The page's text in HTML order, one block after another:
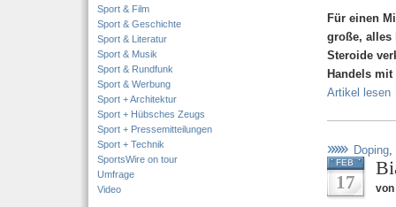
Sport & Film
Sport & Geschichte
Sport & Literatur
Sport & Musik
Sport & Rundfunk
Sport & Werbung
Sport + Architektur
Sport + Hübsches Zeugs
Sport + Pressemitteilungen
Sport + Technik
SportsWire on tour
Umfrage
Video
Für einen
große, alles
Steroide
Handels
Artikel lesen
Doping,
FEB
17 von